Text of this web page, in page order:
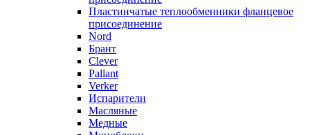
Пластинчатые теплообменники фланцевое
присоединение
Nord
Брант
Clever
Pallant
Verker
Испарители
Масляные
Медные